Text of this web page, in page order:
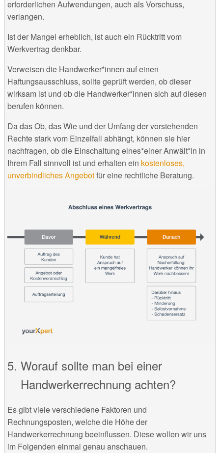
erforderlichen Aufwendungen, auch als Vorschuss,
verlangen.
Ist der Mangel erheblich, ist auch ein Rücktritt vom
Werkvertrag denkbar.
Verweisen die Handwerker*innen auf einen
Haftungsausschluss, sollte geprüft werden, ob dieser
wirksam ist und ob die Handwerker*innen sich auf diesen
berufen können.
Da das Ob, das Wie und der Umfang der vorstehenden
Rechte stark vom Einzelfall abhängt, können sie hier
nachfragen, ob die Einschaltung eines*einer Anwält*in in
Ihrem Fall sinnvoll ist und erhalten ein kostenloses,
unverbindliches Angebotfür eine rechtliche Beratung.
Worauf sollte man bei einer
Handwerkerrechnung achten?
Es gibt viele verschiedene Faktoren und
Rechnungsposten, welche die Höhe der
Handwerkerrechnung beeinflussen. Diese wollen wir uns
im Folgenden einmal genau anschauen.